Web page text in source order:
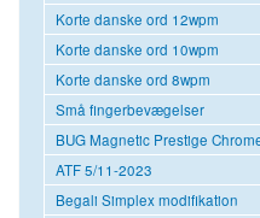
Korte danske ord 12wpm
Korte danske ord 10wpm
Korte danske ord 8wpm
Små fingerbevægelser
BUG Magnetic Prestige
ATF 5/11-2023
Begali Simplex modifikation